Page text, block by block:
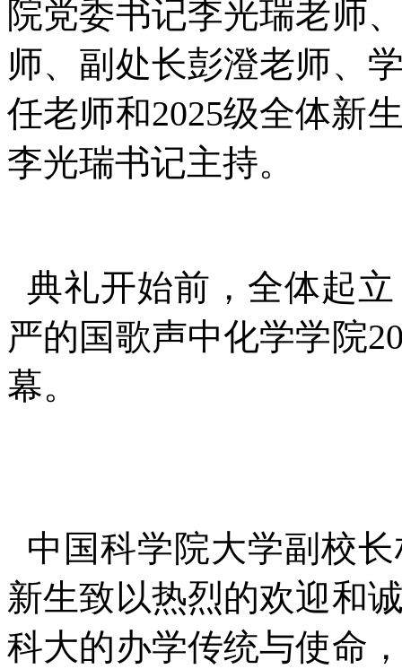
院党委书记李光瑞老师
师、副处长彭澄老师、
任老师和2025级全体新
李光瑞书记主持。
典礼开始前，全体起
严的国歌声中化学学院
幕。
中国科学院大学副校
新生致以热烈的欢迎和
科大的办学传统与使命